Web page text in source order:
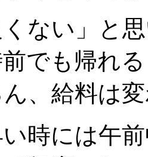
くない」と
でも帰れ
、給料は
時には午